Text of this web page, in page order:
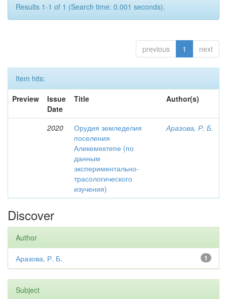
Results 1-1 of 1 (Search time: 0.001 seconds).
previous 1 next
Item hits:
Preview
Issue
Date
Title Author(s)
2020
Орудия земледелия
поселения
Аликемектепе (по
данным
экспериментально-
трасологического
изучения)
Аразова, Р. Б.
Discover
Author
1
Аразова, Р. Б.
Subject